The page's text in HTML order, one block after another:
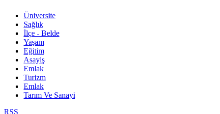
Üniversite
Sağlık
İlçe - Belde
Yaşam
Eğitim
Asayiş
Emlak
Turizm
Emlak
Tarım Ve Sanayi
RSS